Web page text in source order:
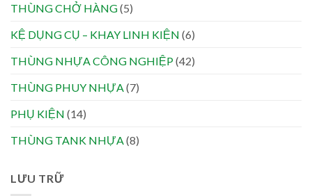
THÙNG CHỞ HÀNG(5)
KỆ DỤNG CỤ – KHAY LINH KIỆN (6)
THÙNG NHỰA CÔNG NGHIỆP(42)
THÙNG PHUY NHỰA(7)
PHỤ KIỆN (14)
THÙNG TANK NHỰA(8)
LƯU TRỮ